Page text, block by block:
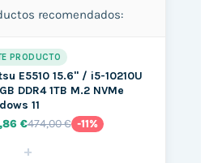
recomendados:
PRODUCTO
E5510 15.6" / i5-10210U
DDR4 1TB M.2 NVMe
11
,86 €474,00 € -11%
+